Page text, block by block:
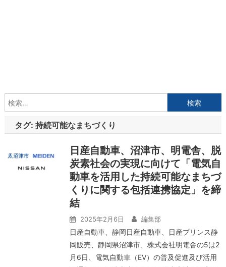
索:
タグ: 持続可能なまちづくり
日産自動車、沼津市、明電舎、脱
炭素社会の実現に向けて「電気自
動車を活用した持続可能なまちづ
くりに関する包括連携協定」を締
結
2025年2月6日 編集部
日産自動車、静岡日産自動車、日産プリンス静
岡販売、静岡県沼津市、株式会社明電舎の5は2
月6日、電気自動車（EV）の普及促進及び活用